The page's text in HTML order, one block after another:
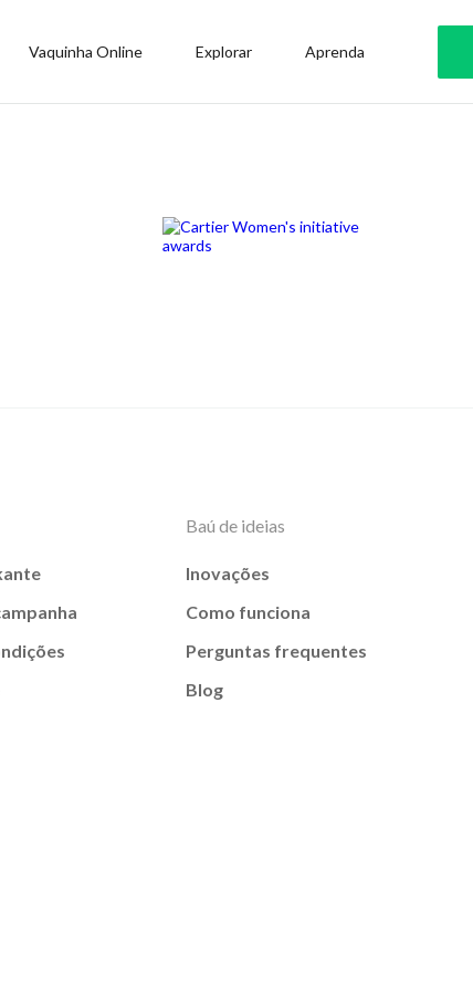
Vaquinha Online Explorar Aprenda
Baú de ideias
Inovações
Como funciona
Perguntas frequentes
Blog